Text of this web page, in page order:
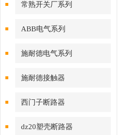
常熟开关厂系列
ABB电气系列
施耐德电气系列
施耐德接触器
西门子断路器
dz20塑壳断路器